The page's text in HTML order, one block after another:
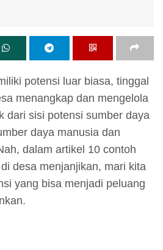
potensi luar biasa, tinggal
menangkap dan mengelola
dari sisi potensi sumber daya
daya manusia dan
dalam artikel 10 contoh
desa menjanjikan, mari kita
yang bisa menjadi peluang